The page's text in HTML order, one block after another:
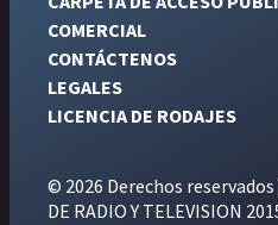
COMERCIAL
CONTÁCTENOS
LEGALES
LICENCIA DE RODAJES
© 2026 Derechos reservados
DE RADIO Y TELEVISION